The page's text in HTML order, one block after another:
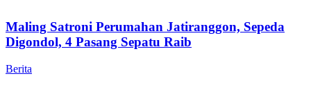
Maling Satroni Perumahan Jatiranggon, Sepeda
Digondol, 4 Pasang Sepatu Raib
Berita